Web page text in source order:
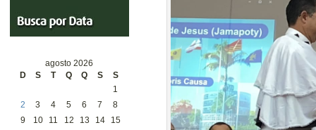
agosto 2026
D
S T Q Q S S
1
2
3 4 5 6 7
8
9
10 11 12 13 14
15